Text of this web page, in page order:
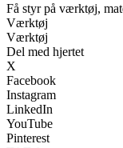
Få styr på værktøj,
Værktøj
Værktøj
Del med hjertet
X
Facebook
Instagram
LinkedIn
YouTube
Pinterest